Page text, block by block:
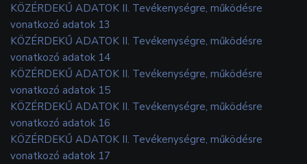
KÖZÉRDEKŰ ADATOK II. Tevékenységre, működésre
vonatkozó adatok 13
KÖZÉRDEKŰ ADATOK II. Tevékenységre, működésre
vonatkozó adatok 14
KÖZÉRDEKŰ ADATOK II. Tevékenységre, működésre
vonatkozó adatok 15
KÖZÉRDEKŰ ADATOK II. Tevékenységre, működésre
vonatkozó adatok 16
KÖZÉRDEKŰ ADATOK II. Tevékenységre, működésre
vonatkozó adatok 17